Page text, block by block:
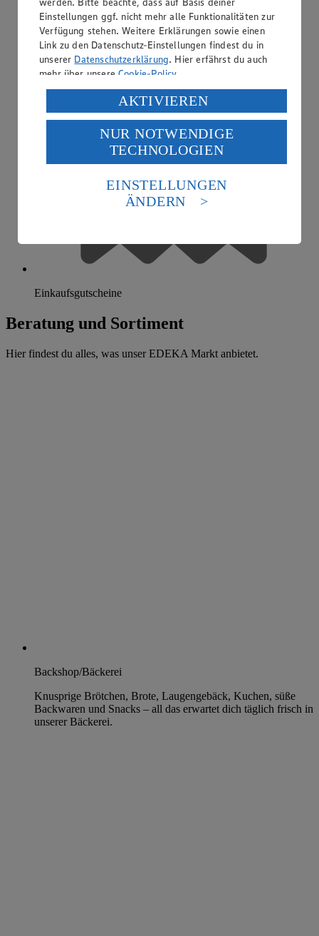
Einkaufsgutscheine
Beratung und Sortiment
Hier findest du alles, was unser EDEKA Markt anbietet.
Backshop/Bäckerei
Knusprige Brötchen, Brote, Laugengebäck, Kuchen, süße
Backwaren und Snacks – all das erwartet dich täglich frisch in
unserer Bäckerei.
Einstellungen ggf. nicht mehr alle Funktionalitäten zur
Verfügung stehen. Weitere Erklärungen sowie einen
Link zu den Datenschutz-Einstellungen findest du in
unserer Datenschutzerklärung. Hier erfährst du auch
mehr über unsereCookie-Policy.
Verarbeitung deiner personenbezogenen Daten in den
USA durch Facebook und YouTube:
Wenn du auf „Aktivieren“ klickst, willigst du im Sinne
des Art. 49 Abs. 1 Satz 1 lit. a) DSGVO ein, dass deine
Daten in den USA verarbeitet werden. Der EuGH sieht
die USA als Land mit einem nach europäischen
Standards nicht angemessenen Datenschutzniveau an.
Es besteht das Risiko eines Zugriffs durch US-
Informationen zum Herausgeber der Seite findest du
Impressum
AKTIVIEREN
NUR NOTWENDIGE
TECHNOLOGIEN
EINSTELLUNGEN
ÄNDERN